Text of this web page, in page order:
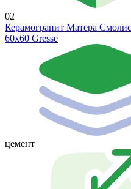
02
Керамогранит Матера
60х60 Gresse
цемент